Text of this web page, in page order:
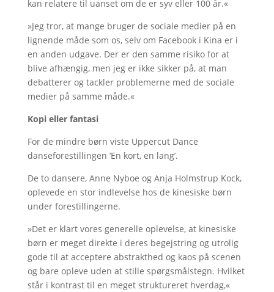
kan relatere til uanset om de er syv eller 100 år.«
»Jeg tror, at mange bruger de sociale medier på en
lignende måde som os, selv om Facebook i Kina er i
en anden udgave. Der er den samme risiko for at
blive afhængig, men jeg er ikke sikker på, at man
debatterer og tackler problemerne med de sociale
medier på samme måde.«
Kopi eller fantasi
For de mindre børn viste Uppercut Dance
danseforestillingen ’En kort, en lang’.
De to dansere, Anne Nyboe og Anja Holmstrup Kock,
oplevede en stor indlevelse hos de kinesiske børn
under forestillingerne.
»Det er klart vores generelle oplevelse, at kinesiske
børn er meget direkte i deres begejstring og utrolig
gode til at acceptere abstrakthed og kaos på scenen
og bare opleve uden at stille spørgsmålstegn. Hvilket
står i kontrast til en meget struktureret hverdag,«